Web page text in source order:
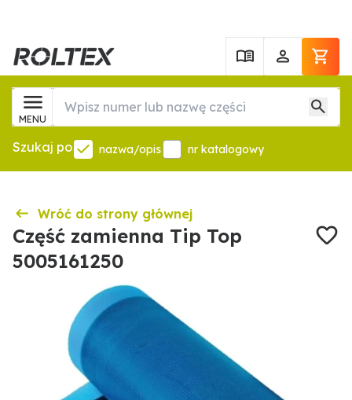
MENU
Szukaj po nazwa/opis nr katalogowy
Wróć do strony głównej
Część zamienna Tip Top
5005161250